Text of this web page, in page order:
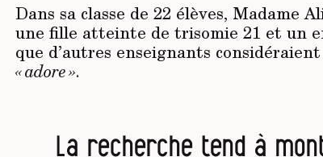
Dans sa classe de 22 élèves, Madame
une fille atteinte de trisomie 21 et un
que d’autres enseignants
« adore ».
La recherche tend à